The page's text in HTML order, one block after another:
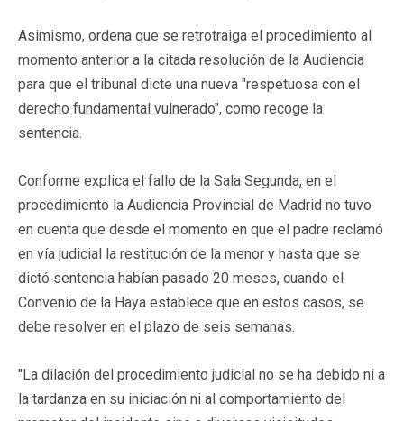
Asimismo, ordena que se retrotraiga el procedimiento al
momento anterior a la citada resolución de la Audiencia
para que el tribunal dicte una nueva "respetuosa con el
derecho fundamental vulnerado", como recoge la
sentencia.
Conforme explica el fallo de la Sala Segunda, en el
procedimiento la Audiencia Provincial de Madrid no tuvo
en cuenta que desde el momento en que el padre reclamó
en vía judicial la restitución de la menor y hasta que se
dictó sentencia habían pasado 20 meses, cuando el
Convenio de la Haya establece que en estos casos, se
debe resolver en el plazo de seis semanas.
"La dilación del procedimiento judicial no se ha debido ni a
la tardanza en su iniciación ni al comportamiento del